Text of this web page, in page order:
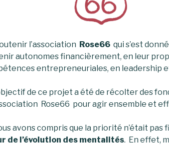
l’association Rose66qui s’est
autonomes financièrement, en leur
entrepreneuriales, en leadership
de ce projet a été de récolter des
Rose66 pour agir ensemble et
avons compris que la priorité n’était
de l’évolution des mentalités. En effet,